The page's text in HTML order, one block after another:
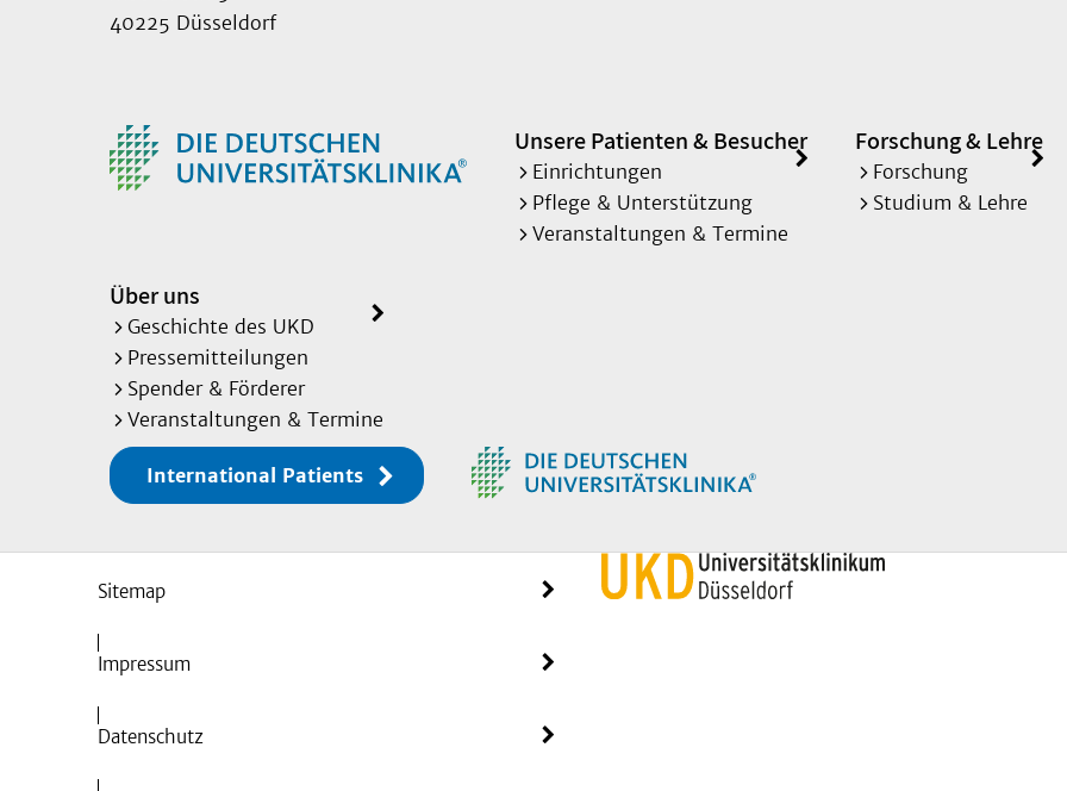
40225 Düsseldorf
Unsere Patienten & Besucher
Einrichtungen
Pflege & Unterstützung
Veranstaltungen & Termine
Forschung & Lehre
Forschung
Studium & Lehre
Über uns
Geschichte des UKD
Pressemitteilungen
Spender & Förderer
Veranstaltungen & Termine
International Patients
Sitemap
Impressum
Datenschutz